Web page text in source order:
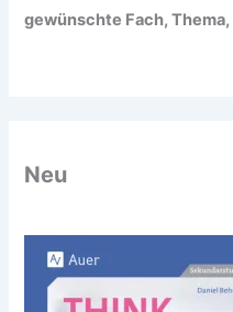
gewünschte Fach,
Neu